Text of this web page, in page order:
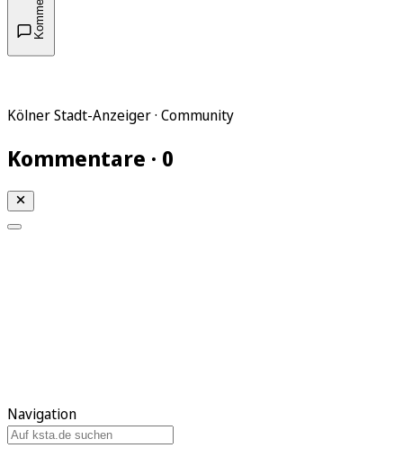
Kölner Stadt-Anzeiger · Community
Kommentare · 0
Navigation